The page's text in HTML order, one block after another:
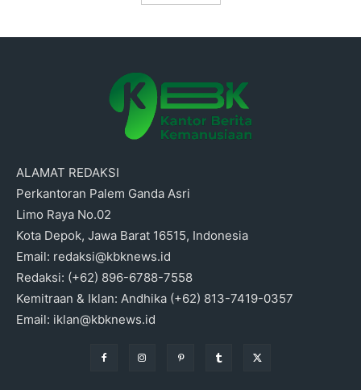
ALAMAT REDAKSI
Perkantoran Palem Ganda Asri
Limo Raya No.02
Kota Depok, Jawa Barat 16515, Indonesia
Email: redaksi@kbknews.id
Redaksi: (+62) 896-6788-7558
Kemitraan & Iklan: Andhika (+62) 813-7419-0357
Email: iklan@kbknews.id